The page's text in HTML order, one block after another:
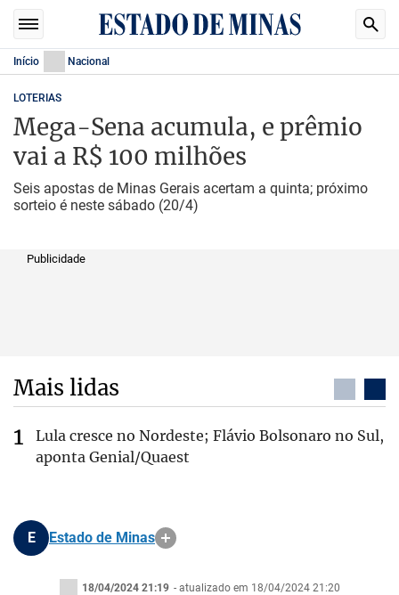
Início Nacional
LOTERIAS
Mega-Sena acumula, e prêmio
vai a R$ 100 milhões
Seis apostas de Minas Gerais acertam a quinta; próximo
sorteio é neste sábado (20/4)
Publicidade
Mais lidas
Lula cresce no Nordeste; Flávio Bolsonaro no Sul,
aponta Genial/Quaest
E Estado de Minas
18/04/2024 21:19 - atualizado em 18/04/2024 21:20